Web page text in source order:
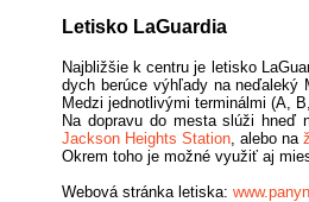
Letisko LaGuardia
Najbližšie k centru je letisko
dych berúce výhľady na neďaleký
Medzi jednotlivými terminálmi (A,
Na dopravu do mesta slúži hneď
Jackson Heights Station , alebo na
Okrem toho je možné využiť aj
Webová stránka letiska: